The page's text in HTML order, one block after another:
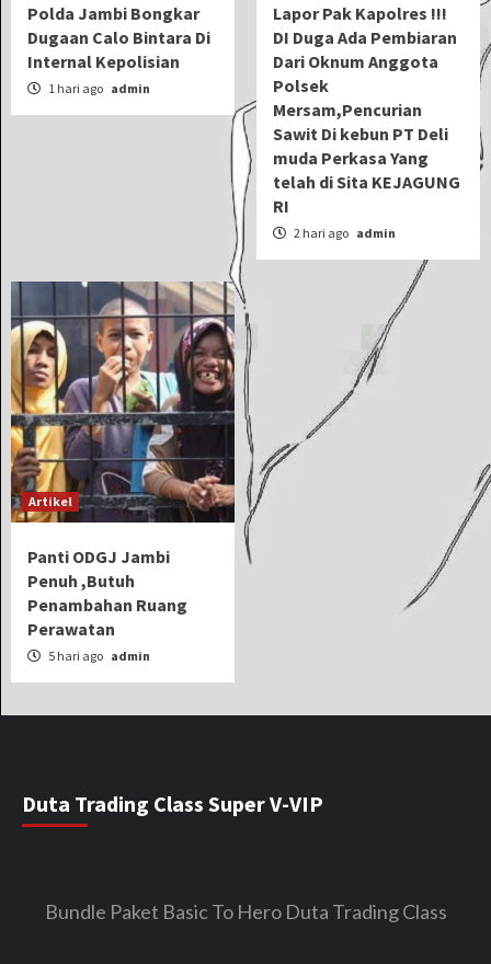
Polda Jambi Bongkar
Dugaan Calo Bintara Di
Internal Kepolisian
1 hari ago admin
Lapor Pak Kapolres !!!
DI Duga Ada Pembiaran
Dari Oknum Anggota
Polsek
Mersam,Pencurian
Sawit Di kebun PT Deli
muda Perkasa Yang
telah di Sita KEJAGUNG
RI
2 hari ago admin
Artikel
Panti ODGJ Jambi
Penuh ,Butuh
Penambahan Ruang
Perawatan
5 hari ago admin
Duta Trading Class Super V-VIP
Bundle Paket Basic To Hero Duta Trading Class